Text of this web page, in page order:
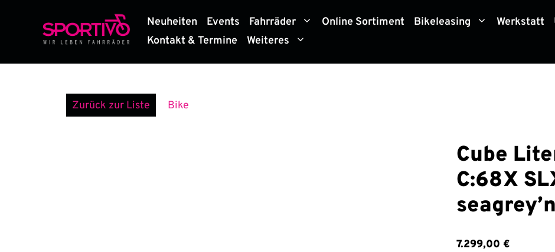
Neuheiten Events Fahrräder Online Sortiment Bikeleasing Werkstatt
Kontakt & Termine
Weiteres
Zurück zur Liste Bike
Cube
C:68X
7.299,00 €